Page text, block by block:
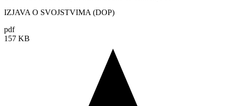
IZJAVA O SVOJSTVIMA (DOP)
pdf
157 KB